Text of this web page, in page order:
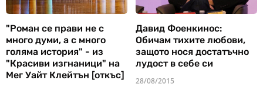
"Роман се прави не с
много думи, а с много
голяма история" - из
"Красиви изгнаници" на
Мег Уайт Клейтън [откъс]
Давид Фоенкинос:
Обичам тихите любови,
защото нося достатъчно
лудост в себе си
28/08/2015